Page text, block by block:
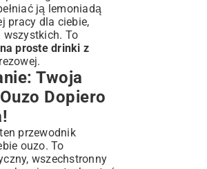
ją lemoniadą
pracy dla ciebie,
To
proste drinki z
Twoja
Dopiero
przewodnik
ouzo. To
wszechstronny